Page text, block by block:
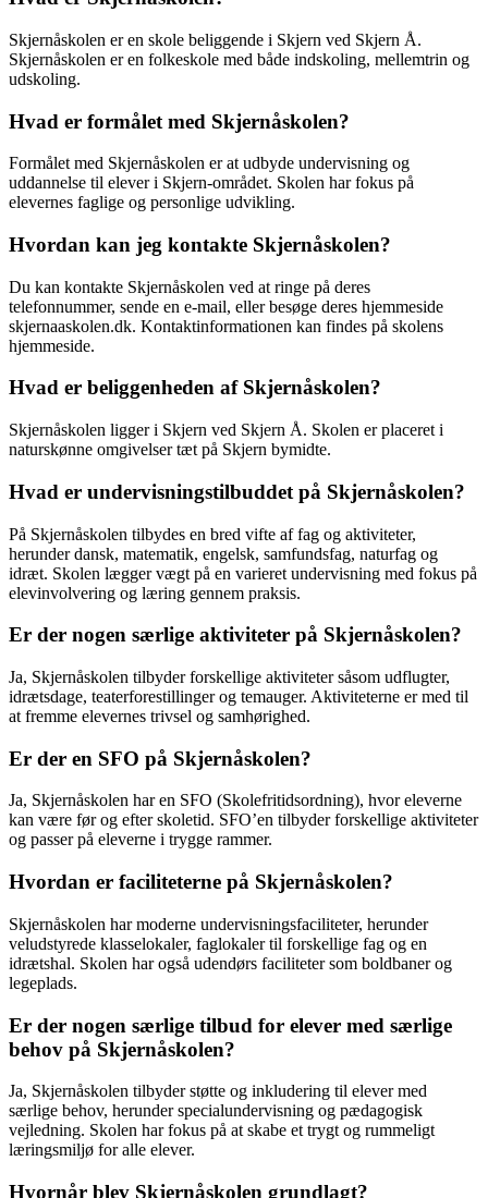
Skjernåskolen er en skole beliggende i Skjern ved Skjern Å.
Skjernåskolen er en folkeskole med både indskoling, mellemtrin og
udskoling.
Hvad er formålet med Skjernåskolen?
Formålet med Skjernåskolen er at udbyde undervisning og
uddannelse til elever i Skjern-området. Skolen har fokus på
elevernes faglige og personlige udvikling.
Hvordan kan jeg kontakte Skjernåskolen?
Du kan kontakte Skjernåskolen ved at ringe på deres
telefonnummer, sende en e-mail, eller besøge deres hjemmeside
skjernaaskolen.dk. Kontaktinformationen kan findes på skolens
hjemmeside.
Hvad er beliggenheden af Skjernåskolen?
Skjernåskolen ligger i Skjern ved Skjern Å. Skolen er placeret i
naturskønne omgivelser tæt på Skjern bymidte.
Hvad er undervisningstilbuddet på Skjernåskolen?
På Skjernåskolen tilbydes en bred vifte af fag og aktiviteter,
herunder dansk, matematik, engelsk, samfundsfag, naturfag og
idræt. Skolen lægger vægt på en varieret undervisning med fokus på
elevinvolvering og læring gennem praksis.
Er der nogen særlige aktiviteter på Skjernåskolen?
Ja, Skjernåskolen tilbyder forskellige aktiviteter såsom udflugter,
idrætsdage, teaterforestillinger og temauger. Aktiviteterne er med til
at fremme elevernes trivsel og samhørighed.
Er der en SFO på Skjernåskolen?
Ja, Skjernåskolen har en SFO (Skolefritidsordning), hvor eleverne
kan være før og efter skoletid. SFO’en tilbyder forskellige aktiviteter
og passer på eleverne i trygge rammer.
Hvordan er faciliteterne på Skjernåskolen?
Skjernåskolen har moderne undervisningsfaciliteter, herunder
veludstyrede klasselokaler, faglokaler til forskellige fag og en
idrætshal. Skolen har også udendørs faciliteter som boldbaner og
legeplads.
Er der nogen særlige tilbud for elever med særlige
behov på Skjernåskolen?
Ja, Skjernåskolen tilbyder støtte og inkludering til elever med
særlige behov, herunder specialundervisning og pædagogisk
vejledning. Skolen har fokus på at skabe et trygt og rummeligt
læringsmiljø for alle elever.
Hvornår blev Skjernåskolen grundlagt?